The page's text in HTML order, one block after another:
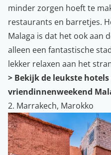
minder zorgen hoeft te
restaurants en barretjes.
Malaga is dat het ook aan
alleen een fantastische
lekker relaxen aan het
> Bekijk de leukste hotels
vriendinnenweekend
2. Marrakech, Marokko